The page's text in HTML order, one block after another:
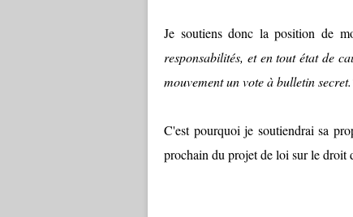
Je soutiens donc la position de
responsabilités, et en tout état de
mouvement un vote à bulletin
C'est pourquoi je soutiendrai sa
prochain du projet de loi sur le droit